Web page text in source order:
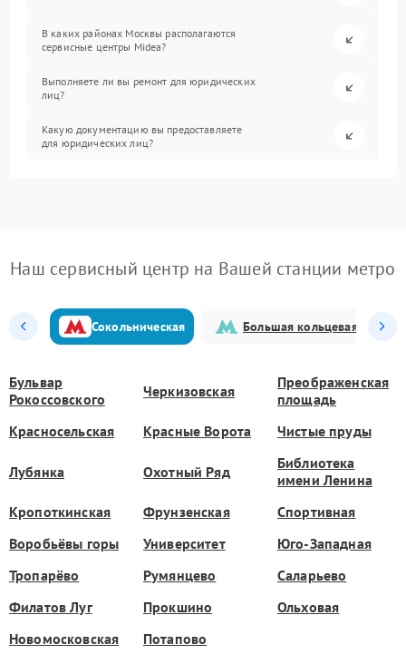
В каких районах Москвы располагаются
сервисные центры Midea?
Выполняете ли вы ремонт для юридических
лиц?
Какую документацию вы предоставляете
для юридических лиц?
Наш сервисный центр на Вашей станции метро
Сокольническая Большая кольцевая
Бульвар
Рокоссовского
Черкизовская
Преображенская
площадь
Красносельская
Красные Ворота Чистые пруды
Лубянка Охотный Ряд
Библиотека
имени Ленина
Кропоткинская
Фрунзенская
Спортивная
Воробьёвы горы
Университет
Юго-Западная
Тропарёво
Румянцево
Саларьево
Филатов Луг
Прокшино
Ольховая
Новомосковская
Потапово